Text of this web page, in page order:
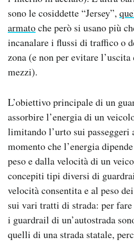
sono le cosiddette “Jersey”,
armatoche però si usano più
incanalare i flussi di traffico o
zona (e non per evitare
mezzi).
L’obiettivo principale di un
assorbire l’energia di un
limitando l’urto sui passeggeri
momento che l’energia
peso e dalla velocità di un
concepiti tipi diversi di
velocità consentita e al peso
sui vari tratti di strada: per fare
i guardrail di un’autostrada
quelli di una strada statale,